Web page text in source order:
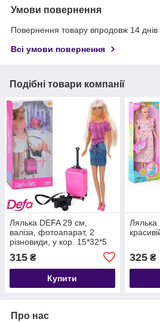
Умови повернення
Повернення товару впродовж 14 днів
Всі умови повернення
Подібні товари компанії
Лялька DEFA 29 см,
валіза, фотоапарат, 2
різновиди, у кор. 15*32*5
315 ₴
Купити
Лялька
325₴
Про нас